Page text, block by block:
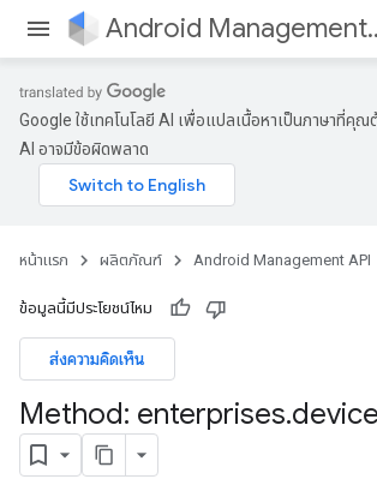
Android
Google ใช้เทคโนโลยี AI เพื่อแปลเนื้อหาเป็นภาษาที่คุ
AI อาจมีข้อผิดพลาด
หน้าแรก ผลิตภัณฑ์ Android Management API
ข้อมูลนี้มีประโยชน์ไหม
ส่งความคิดเห็น
Method: enterprises.